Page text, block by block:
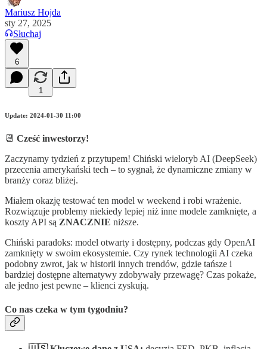
Mariusz Hojda
sty 27, 2025
Słuchaj
6
1
Update: 2024-01-30 11:00
📆 Cześć inwestorzy!
Zaczynamy tydzień z przytupem! Chiński wieloryb AI (DeepSeek)
przecenia amerykański tech – to sygnał, że dynamiczne zmiany w
branży coraz bliżej.
Miałem okazję testować ten model w weekend i robi wrażenie.
Rozwiązuje problemy niekiedy lepiej niż inne modele zamknięte, a
koszty API są ZNACZNIE niższe.
Chiński paradoks: model otwarty i dostępny, podczas gdy OpenAI
zamknięty w swoim ekosystemie. Czy rynek technologii AI czeka
podobny zwrot, jak w historii innych trendów, gdzie tańsze i
bardziej dostępne alternatywy zdobywały przewagę? Czas pokaże,
ale jedno jest pewne – klienci zyskują.
Co nas czeka w tym tygodniu?